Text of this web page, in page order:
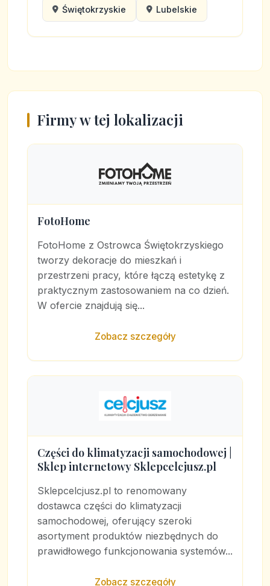
Świętokrzyskie Lubelskie
Firmy w tej lokalizacji
FotoHome
FotoHome z Ostrowca Świętokrzyskiego
tworzy dekoracje do mieszkań i
przestrzeni pracy, które łączą estetykę z
praktycznym zastosowaniem na co dzień.
W ofercie znajdują się...
Zobacz szczegóły
Części do klimatyzacji samochodowej |
Sklep internetowy Sklepcelcjusz.pl
Sklepcelcjusz.pl to renomowany
dostawca części do klimatyzacji
samochodowej, oferujący szeroki
asortyment produktów niezbędnych do
prawidłowego funkcjonowania systemów...
Zobacz szczegóły